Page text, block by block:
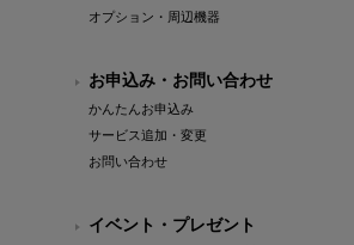
オプション・周辺機器
お申込み・お問い合わせ
かんたんお申込み
サービス追加・変更
お問い合わせ
イベント・プレゼント